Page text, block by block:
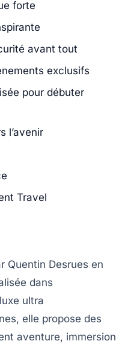
forte
avant tout
exclusifs
pour débuter
l’avenir
Travel
Quentin Desrues en
dans
ultra
, elle propose des
aventure, immersion